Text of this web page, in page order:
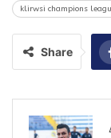
klirwsi champions
Share